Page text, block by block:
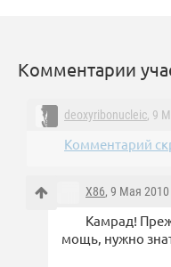
Комментарии
deoxyribonucleic, 9
Комментарий
X86, 9 Мая 2010
Камрад!
мощь, нужно